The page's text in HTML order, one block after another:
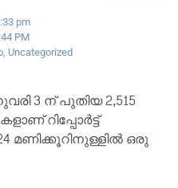
pm
PM
Uncategorized
3 ന് പുതിയ 2,515
റിപ്പോർട്ട്
മണിക്കൂറിനുള്ളിൽ ഒരു